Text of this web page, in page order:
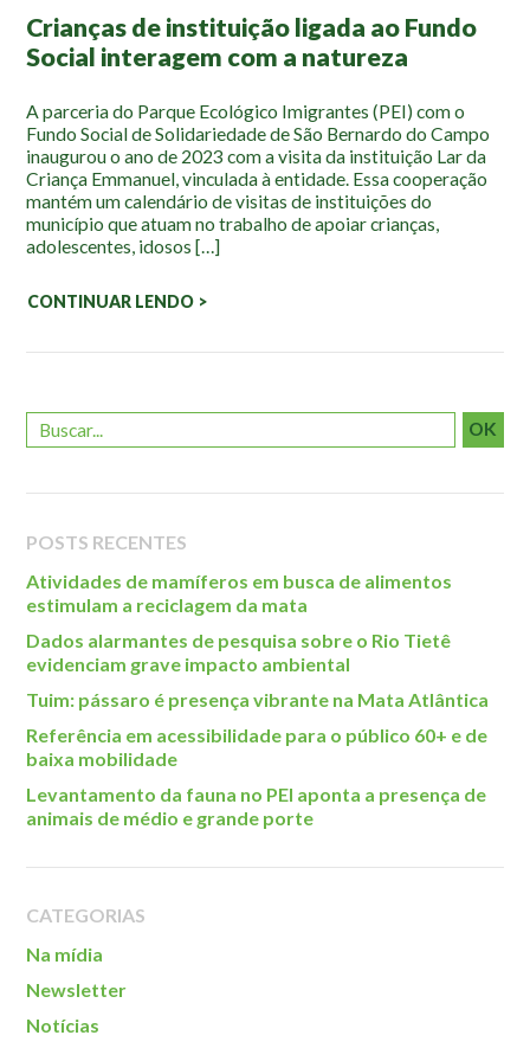
Mapa Ilustrado
Fauna e Flora
Aranhas
Anta
Palmeira Juçara
Bugio
Borboletas
Cambuci
Atividades
Roteiro da monitoria
Trilhas
Terceira Idade
Inclusão Social
Blog
Newsletter
Notícias
Na mídia
Contato
Como chegar
Perguntas frequentes
Assessoria de Imprensa
Crianças de instituição ligada ao Fundo
Social interagem com a natureza
A parceria do Parque Ecológico Imigrantes (PEI) com o
Fundo Social de Solidariedade de São Bernardo do Campo
inaugurou o ano de 2023 com a visita da instituição Lar da
Criança Emmanuel, vinculada à entidade. Essa cooperação
mantém um calendário de visitas de instituições do
município que atuam no trabalho de apoiar crianças,
adolescentes, idosos […]
CONTINUAR LENDO >
OK
POSTS RECENTES
Atividades de mamíferos em busca de alimentos
estimulam a reciclagem da mata
Dados alarmantes de pesquisa sobre o Rio Tietê
evidenciam grave impacto ambiental
Tuim: pássaro é presença vibrante na Mata Atlântica
Referência em acessibilidade para o público 60+ e de
baixa mobilidade
Levantamento da fauna no PEI aponta a presença de
animais de médio e grande porte
CATEGORIAS
Na mídia
Newsletter
Notícias